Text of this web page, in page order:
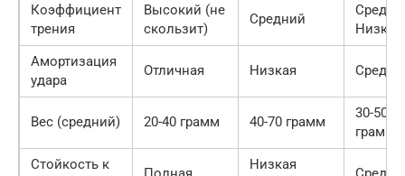
Коэффициент
трения
Высокий (не
скользит)
Средний
Низкий
Амортизация
удара
Отличная Низкая
Вес (средний) 20-40 грамм 40-70 грамм
30-50
грамм
Стойкость к
Низкая